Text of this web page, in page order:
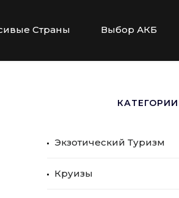
Страны Выбор АКБ
КАТЕГОРИИ
Экзотический Туризм
Круизы